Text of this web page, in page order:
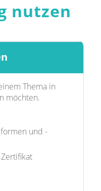
nutzen
Thema in
möchten.
und -